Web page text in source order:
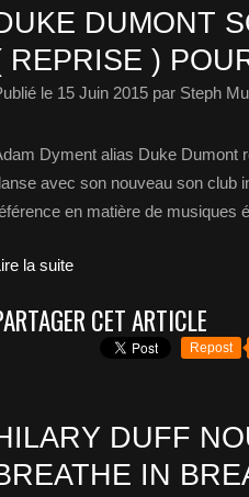
DUMONT
REPRISE )
le 15 Juin 2015 par Steph
Dyment alias Duke Dumont
avec son nouveau son club
en matière de musiques
la suite
CET ARTICLE
Repost
DUFF
IN